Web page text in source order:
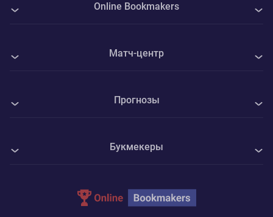
Букмекеры
Parimatch
Прогнозы
Хоккей
Матч-центр
ФК Интер - Вадуц
Пайде Линнамеесконд - Рапид Вена
Online Bookmakers
Контакты
Конфиденциальность